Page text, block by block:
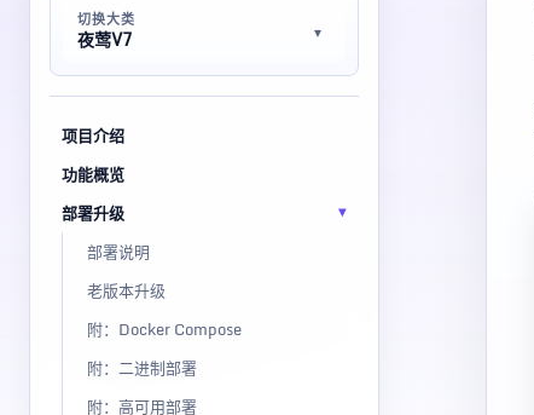
切换大类
夜莺V7
项目介绍
功能概览
部署升级
部署说明
老版本升级
附：Docker Compose
附：二进制部署
附：高可用部署